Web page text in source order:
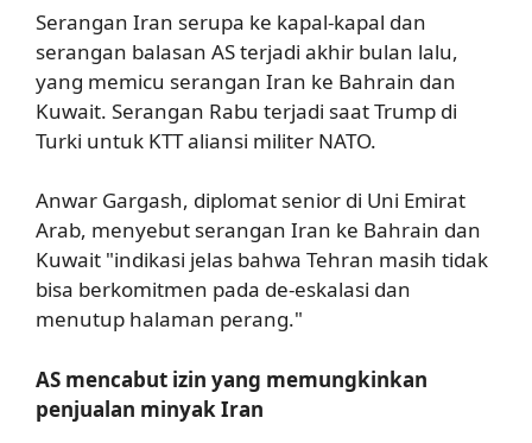
Serangan Iran serupa ke kapal-kapal dan
serangan balasan AS terjadi akhir bulan lalu,
yang memicu serangan Iran ke Bahrain dan
Kuwait. Serangan Rabu terjadi saat Trump di
Turki untuk KTT aliansi militer NATO.
Anwar Gargash, diplomat senior di Uni Emirat
Arab, menyebut serangan Iran ke Bahrain dan
Kuwait "indikasi jelas bahwa Tehran masih tidak
bisa berkomitmen pada de-eskalasi dan
menutup halaman perang."
AS mencabut izin yang memungkinkan
penjualan minyak Iran